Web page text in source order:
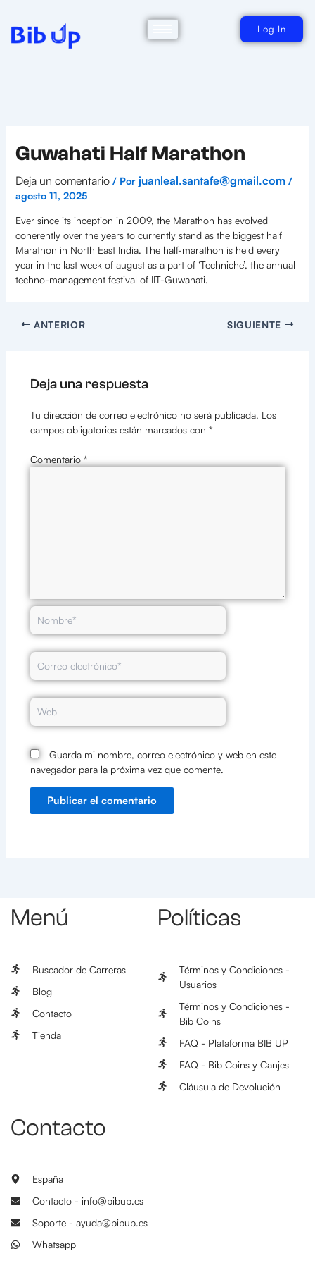
contenido
Log In
Guwahati Half Marathon
Deja un comentario / Por juanleal.santafe@gmail.com /
agosto 11, 2025
Ever since its inception in 2009, the Marathon has evolved
coherently over the years to currently stand as the biggest half
Marathon in North East India. The half-marathon is held every
year in the last week of august as a part of ‘Techniche’, the annual
techno-management festival of IIT-Guwahati.
ANTERIOR SIGUIENTE
Deja una respuesta
Tu dirección de correo electrónico no será publicada. Los
campos obligatorios están marcados con *
Comentario *
Nombre*
Correo
electrónico*
Web
Guarda mi nombre, correo electrónico y web en este
navegador para la próxima vez que comente.
Menú
Buscador de Carreras
Blog
Contacto
Tienda
Políticas
Términos y Condiciones -
Usuarios
Términos y Condiciones -
Bib Coins
FAQ - Plataforma BIB UP
FAQ - Bib Coins y Canjes
Cláusula de Devolución
Contacto
España
Contacto - info@bibup.es
Soporte - ayuda@bibup.es
Whatsapp